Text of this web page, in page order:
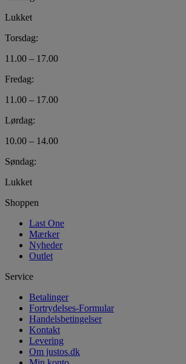
Lukket
Torsdag:
11.00 – 17.00
Fredag:
11.00 – 17.00
Lørdag:
10.00 – 14.00
Søndag:
Lukket
Shoppen
Last One
Mærker
Nyheder
Outlet
Service
Betalinger
Fortrydelses-Formular
Handelsbetingelser
Kontakt
Levering
Om justos.dk